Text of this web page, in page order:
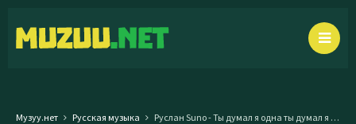
Музуу.нет Русская музыка Руслан Suno - Ты думал я одна ты думал я с тобой